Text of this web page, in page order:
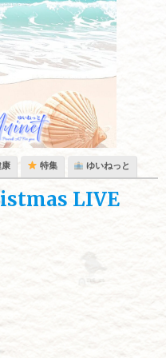
特集 ゆいねっと
LIVE